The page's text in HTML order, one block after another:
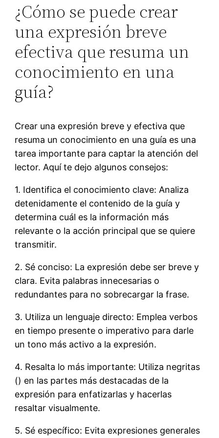
¿Cómo se puede crear
una expresión breve
efectiva que resuma un
conocimiento en una
guía?
Crear una expresión breve y efectiva que
resuma un conocimiento en una guía es una
tarea importante para captar la atención del
lector. Aquí te dejo algunos consejos:
1. Identifica el conocimiento clave: Analiza
detenidamente el contenido de la guía y
determina cuál es la información más
relevante o la acción principal que se quiere
transmitir.
2. Sé conciso: La expresión debe ser breve y
clara. Evita palabras innecesarias o
redundantes para no sobrecargar la frase.
3. Utiliza un lenguaje directo: Emplea verbos
en tiempo presente o imperativo para darle
un tono más activo a la expresión.
4. Resalta lo más importante: Utiliza negritas
() en las partes más destacadas de la
expresión para enfatizarlas y hacerlas
resaltar visualmente.
5. Sé específico: Evita expresiones generales